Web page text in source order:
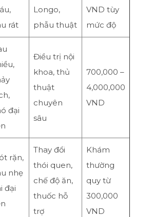
rát
Longo,
phẫu thuật
VND tùy
mức độ
đại
Điều trị nội
khoa, thủ
thuật
chuyên
sâu
700,000 –
4,000,000
VND
rặn,
nhẹ
đại
Thay đổi
thói quen,
chế độ ăn,
thuốc hỗ
trợ
Khám
thường
quy từ
300,000
VND